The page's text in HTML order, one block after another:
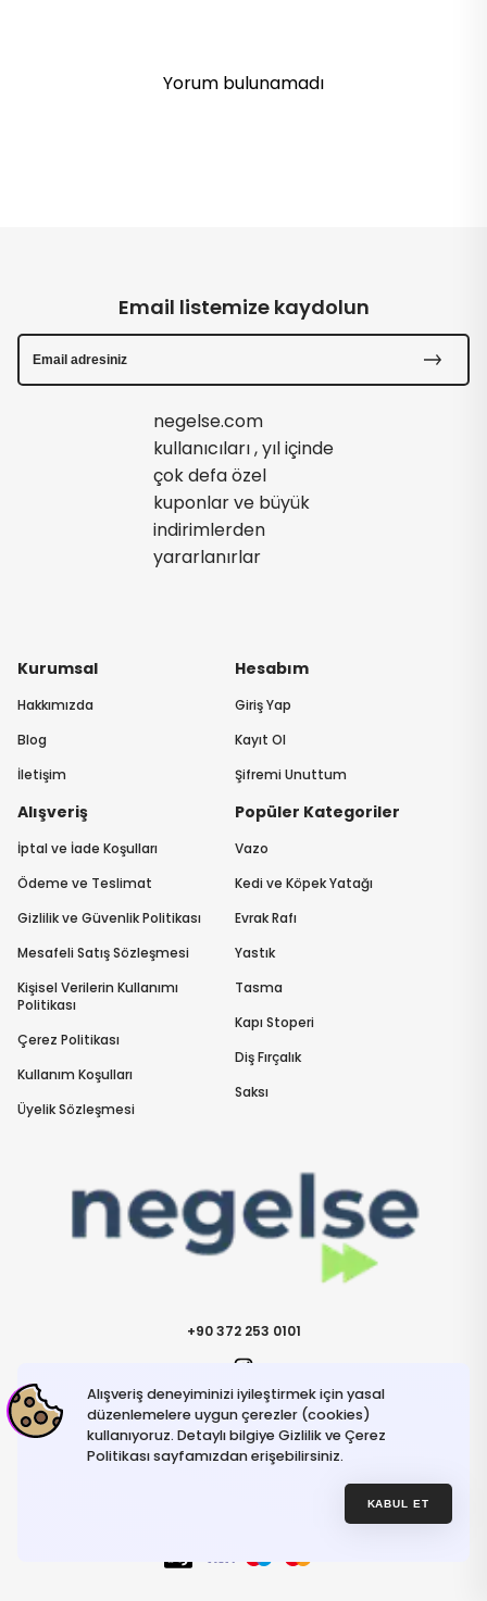
Alışveriş deneyiminizi iyileştirmek için yasal
düzenlemelere uygun çerezler (cookies)
kullanıyoruz. Detaylı bilgiye Gizlilik ve Çerez
Politikası sayfamızdan erişebilirsiniz.
KABUL ET
Yorum bulunamadı
+90 372 253 0101
İletişime Geçininfo@negelse.com
Kurumsal
Hakkımızda
Blog
İletişim
Hesabım
Giriş Yap
Kayıt Ol
Şifremi Unuttum
Alışveriş
İptal ve İade Koşulları
Ödeme ve Teslimat
Gizlilik ve Güvenlik Politikası
Mesafeli Satış Sözleşmesi
Kişisel Verilerin Kullanımı
Politikası
Çerez Politikası
Kullanım Koşulları
Üyelik Sözleşmesi
Popüler Kategoriler
Vazo
Kedi ve Köpek Yatağı
Evrak Rafı
Yastık
Tasma
Kapı Stoperi
Diş Fırçalık
Saksı
Email listemize kaydolun
negelse.com
kullanıcıları , yıl içinde
çok defa özel
kuponlar ve büyük
indirimlerden
yararlanırlar